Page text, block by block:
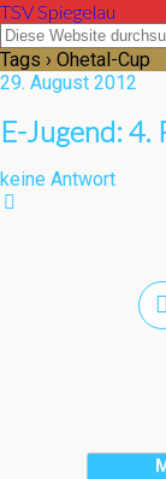
TSV Spiegelau
Tags › Ohetal-Cup
29. August 2012
E-Jugend: 4.
keine Antwort